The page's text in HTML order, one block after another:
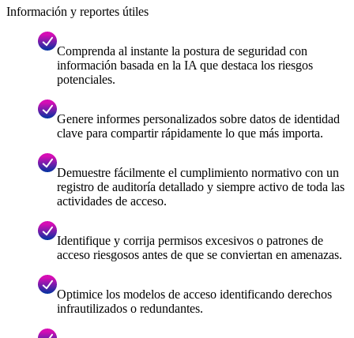
Información y reportes útiles
Comprenda al instante la postura de seguridad con
información basada en la IA que destaca los riesgos
potenciales.
Genere informes personalizados sobre datos de identidad
clave para compartir rápidamente lo que más importa.
Demuestre fácilmente el cumplimiento normativo con un
registro de auditoría detallado y siempre activo de toda las
actividades de acceso.
Identifique y corrija permisos excesivos o patrones de
acceso riesgosos antes de que se conviertan en amenazas.
Optimice los modelos de acceso identificando derechos
infrautilizados o redundantes.